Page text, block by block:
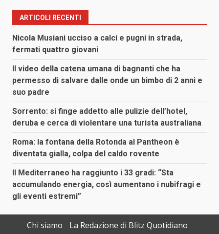
ARTICOLI RECENTI
Nicola Musiani ucciso a calci e pugni in strada,
fermati quattro giovani
Il video della catena umana di bagnanti che ha
permesso di salvare dalle onde un bimbo di 2 anni e
suo padre
Sorrento: si finge addetto alle pulizie dell’hotel,
deruba e cerca di violentare una turista australiana
Roma: la fontana della Rotonda al Pantheon è
diventata gialla, colpa del caldo rovente
Il Mediterraneo ha raggiunto i 33 gradi: “Sta
accumulando energia, così aumentano i nubifragi e
gli eventi estremi”
Chi siamo
La Redazione di Blitz Quotidiano